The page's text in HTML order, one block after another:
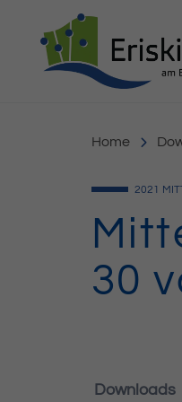
Home
2021
30
Downloads